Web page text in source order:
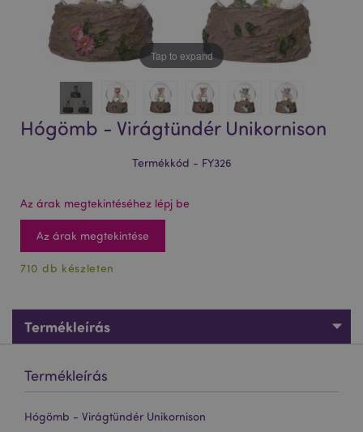
Tap to expand
Hógömb - Virágtündér Unikornison
Termékkód - FY326
Az árak megtekintéséhez lépj be
Az árak megtekintése
710 db készleten
Termékleírás
Termékleírás
Hógömb - Virágtündér Unikornison